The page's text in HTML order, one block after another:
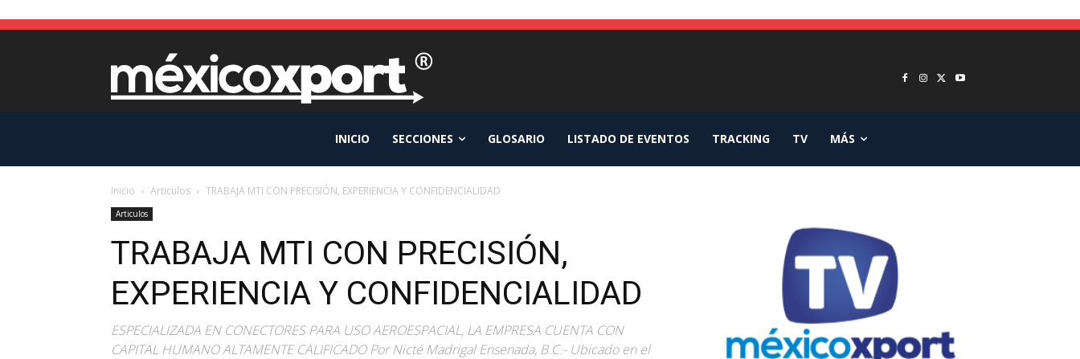
INICIO SECCIONES GLOSARIO LISTADO DE EVENTOS TRACKING TV MÁS
Inicio Articulos TRABAJA MTI CON PRECISIÓN, EXPERIENCIA Y CONFIDENCIALIDAD
Articulos
TRABAJA MTI CON PRECISIÓN,
EXPERIENCIA Y CONFIDENCIALIDAD
ESPECIALIZADA EN CONECTORES PARA USO AEROESPACIAL, LA EMPRESA CUENTA CON
CAPITAL HUMANO ALTAMENTE CALIFICADO Por Nicté Madrigal Ensenada, B.C.- Ubicado en el